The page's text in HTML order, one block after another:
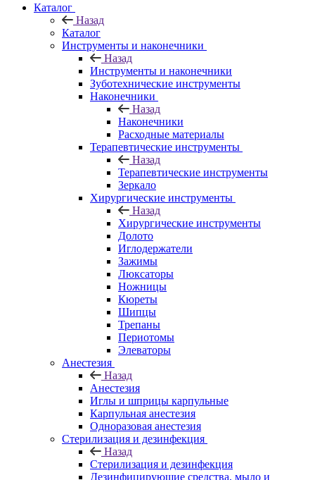
Каталог
Назад
Каталог
Инструменты и наконечники
Назад
Инструменты и наконечники
Зуботехнические инструменты
Наконечники
Назад
Наконечники
Расходные материалы
Терапевтические инструменты
Назад
Терапевтические инструменты
Зеркало
Хирургические инструменты
Назад
Хирургические инструменты
Долото
Иглодержатели
Зажимы
Люксаторы
Ножницы
Кюреты
Шипцы
Трепаны
Периотомы
Элеваторы
Анестезия
Назад
Анестезия
Иглы и шприцы карпульные
Карпульная анестезия
Одноразовая анестезия
Стерилизация и дезинфекция
Назад
Стерилизация и дезинфекция
Дезинфицирующие средства, мыло и